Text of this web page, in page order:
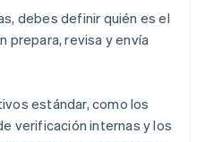
debes definir quién es el
prepara, revisa y envía
estándar, como los
verificación internas y los